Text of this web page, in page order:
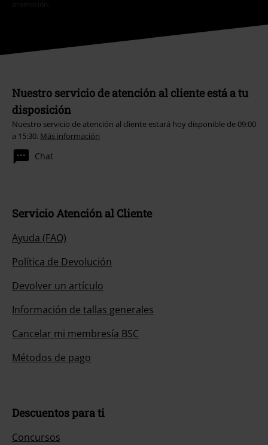
promoción.
Nuestro servicio de atención al cliente está a tu
disposición
Nuestro servicio de atención al cliente estará hoy disponible de 09:00
a 15:30. Más información
Chat
Servicio Atención al Cliente
Ayuda (FAQ)
Política de Devolución
Devolver un artículo
Información de tallas generales
Cancelar mi membresía BSC
Métodos de pago
Descuentos para ti
Concursos